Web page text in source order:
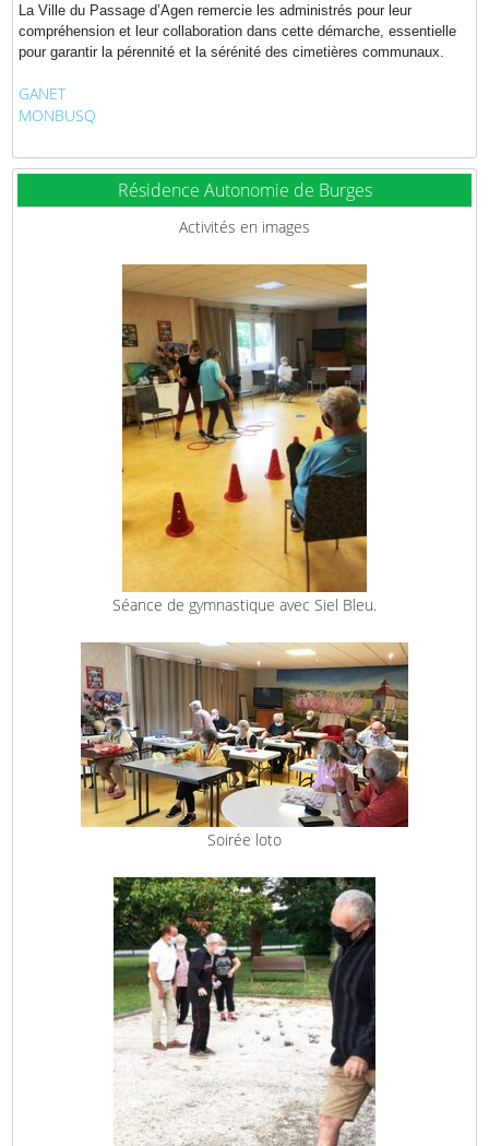
La Ville du Passage d’Agen remercie les administrés pour leur
compréhension et leur collaboration dans cette démarche, essentielle
pour garantir la pérennité et la sérénité des cimetières communaux.
GANET
MONBUSQ
Résidence Autonomie de Burges
Activités en images
Séance de gymnastique avec Siel Bleu.
Soirée loto